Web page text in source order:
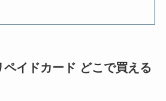
イドカード どこで買える